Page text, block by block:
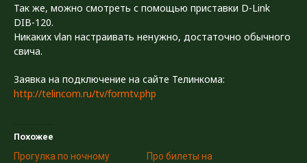
Так же, можно смотреть с помощью приставки D-Link
DIB-120.
Никаких vlan настраивать ненужно, достаточно обычного
свича.
Заявка на подключение на сайте Телинкома:
http://telincom.ru/tv/formtv.php
Похожее
Прогулка по ночному
Про билеты на